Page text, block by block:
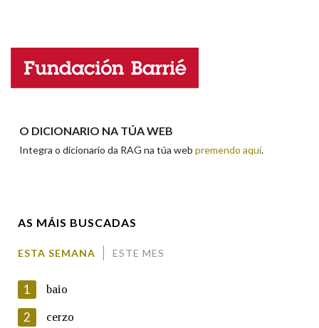
Nome
O DICIONARIO NA TÚA WEB
Integra o dicionario da RAG na túa web premendo aquí.
AS MÁIS BUSCADAS
ESTA SEMANA ESTE MES
1 baio
2 cerzo